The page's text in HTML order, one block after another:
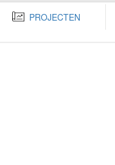
PROJECTEN